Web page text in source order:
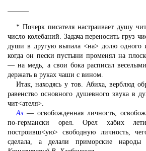
* Почерк писателя настраивает душу
число колебаний. Задача переносить груз
души в другую выпала <на> долю одного
когда он пески пустыни променял на
— на медь, а свои бока расписал
держать в руках чаши с вином.
Итак, находясь у тов. Абиха, верблюд
равенство основного душевного звука в
чит<ателя>.
Аз— освобожденная личность,
по-германски орел. Орел хабих
построивш<ую> свободную личность,
сделала, а делали приморские народы